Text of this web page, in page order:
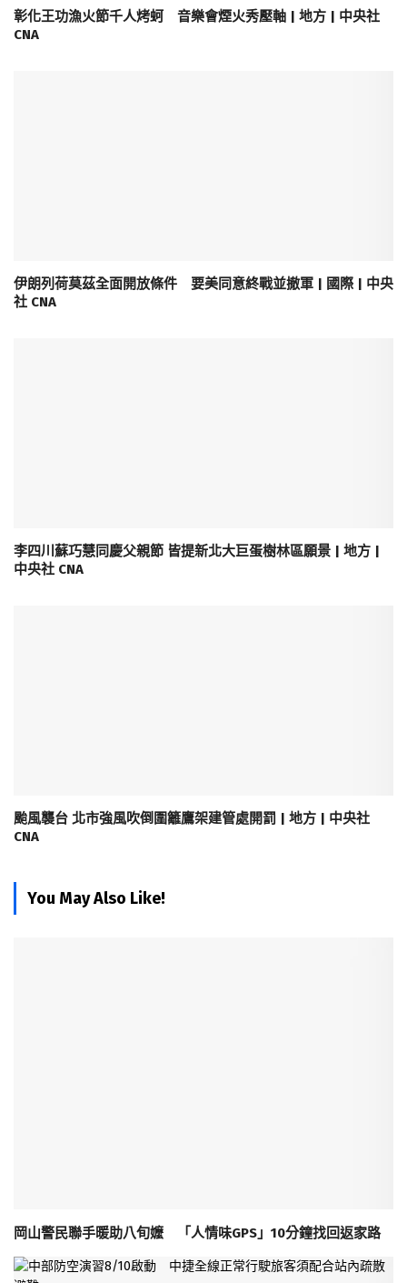
彰化王功漁火節千人烤蚵 音樂會煙火秀壓軸 | 地方 | 中央社
CNA
伊朗列荷莫茲全面開放條件 要美同意終戰並撤軍 | 國際 | 中央
社 CNA
李四川蘇巧慧同慶父親節 皆提新北大巨蛋樹林區願景 | 地方 |
中央社 CNA
颱風襲台 北市強風吹倒圍籬鷹架建管處開罰 | 地方 | 中央社
CNA
You May Also Like!
岡山警民聯手暖助八旬嬤 「人情味GPS」10分鐘找回返家路